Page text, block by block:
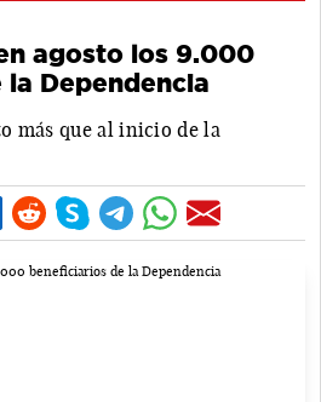
agosto los 9.000
Dependencia
más que al inicio de la